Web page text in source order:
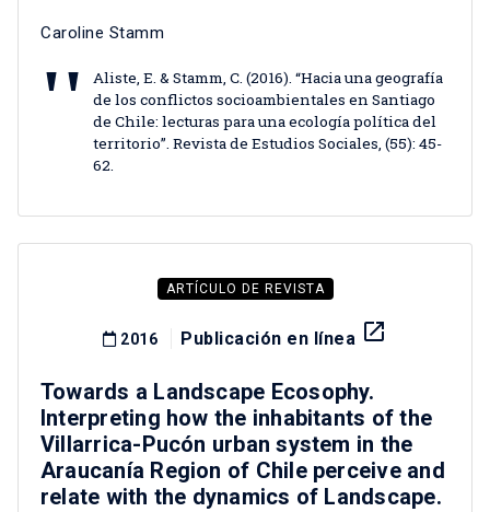
Caroline Stamm
Aliste, E. & Stamm, C. (2016). “Hacia una geografía
de los conflictos socioambientales en Santiago
de Chile: lecturas para una ecología política del
territorio”. Revista de Estudios Sociales, (55): 45-
62.
ARTÍCULO DE REVISTA
2016 Publicación en línea launch
Towards a Landscape Ecosophy.
Interpreting how the inhabitants of the
Villarrica-Pucón urban system in the
Araucanía Region of Chile perceive and
relate with the dynamics of Landscape.